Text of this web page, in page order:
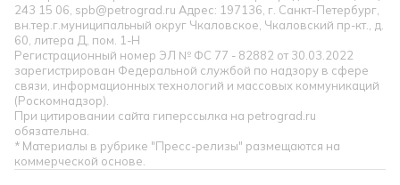
243 15 06, spb@petrograd.ru Адрес: 197136, г. Санкт-Петербург,
вн.тер.г.муниципальный округ Чкаловское, Чкаловский пр-кт., д.
60, литера Д, пом. 1-Н
Регистрационный номер ЭЛ № ФС 77 - 82882 от 30.03.2022
зарегистрирован Федеральной службой по надзору в сфере
связи, информационных технологий и массовых коммуникаций
(Роскомнадзор).
При цитировании сайта гиперссылка на petrograd.ru
обязательна.
* Материалы в рубрике "Пресс-релизы" размещаются на
коммерческой основе.